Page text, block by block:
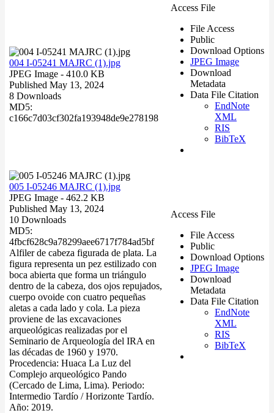
004 I-05241 MAJRC (1).jpg
JPEG Image - 410.0 KB
Published May 13, 2024
8 Downloads
MD5:
c166c7d03cf302fa193948de9e278198
Access File
File Access
Public
Download Options
JPEG Image
Download
Metadata
Data File Citation
EndNote
XML
RIS
BibTeX
005 I-05246 MAJRC (1).jpg
JPEG Image - 462.2 KB
Published May 13, 2024
10 Downloads
MD5:
4fbcf628c9a78299aee6717f784ad5bf
Alfiler de cabeza figurada de plata. La
figura representa un pez estilizado con
boca abierta que forma un triángulo
dentro de la cabeza, dos ojos repujados,
cuerpo ovoide con cuatro pequeñas
aletas a cada lado y cola. La pieza
proviene de las excavaciones
arqueológicas realizadas por el
Seminario de Arqueología del IRA en
las décadas de 1960 y 1970.
Procedencia: Huaca La Luz del
Complejo arqueológico Pando
(Cercado de Lima, Lima). Periodo:
Intermedio Tardío / Horizonte Tardío.
Año: 2019.
Access File
File Access
Public
Download Options
JPEG Image
Download
Metadata
Data File Citation
EndNote
XML
RIS
BibTeX